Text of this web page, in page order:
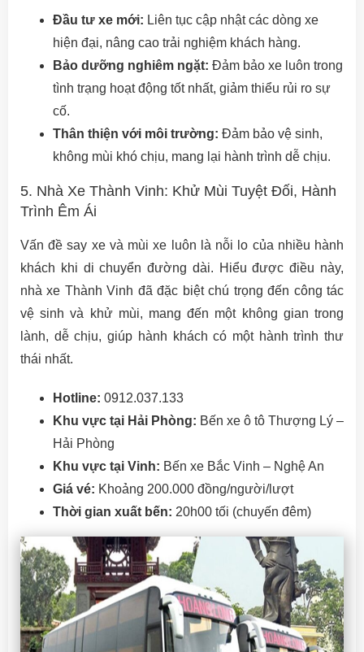
Đầu tư xe mới: Liên tục cập nhật các dòng xe
hiện đại, nâng cao trải nghiệm khách hàng.
Bảo dưỡng nghiêm ngặt: Đảm bảo xe luôn trong
tình trạng hoạt động tốt nhất, giảm thiểu rủi ro sự
cố.
Thân thiện với môi trường: Đảm bảo vệ sinh,
không mùi khó chịu, mang lại hành trình dễ chịu.
5. Nhà Xe Thành Vinh: Khử Mùi Tuyệt Đối, Hành
Trình Êm Ái
Vấn đề say xe và mùi xe luôn là nỗi lo của nhiều hành
khách khi di chuyển đường dài. Hiểu được điều này,
nhà xe Thành Vinh đã đặc biệt chú trọng đến công tác
vệ sinh và khử mùi, mang đến một không gian trong
lành, dễ chịu, giúp hành khách có một hành trình thư
thái nhất.
Hotline: 0912.037.133
Khu vực tại Hải Phòng: Bến xe ô tô Thượng Lý –
Hải Phòng
Khu vực tại Vinh: Bến xe Bắc Vinh – Nghệ An
Giá vé: Khoảng 200.000 đồng/người/lượt
Thời gian xuất bến: 20h00 tối (chuyến đêm)